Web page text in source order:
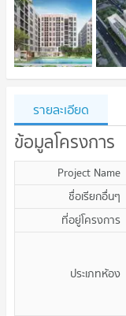
รายละเอียด
ข้อมูลโครงการ
Project Name
ชื่อเรียกอื่นๆ
ที่อยู่โครงการ
ประเภทห้อง